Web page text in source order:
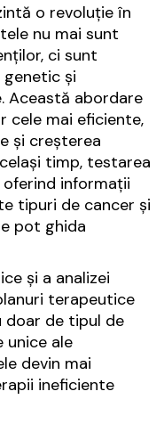
o revoluție în
nu mai sunt
ci sunt
și
Această abordare
cele mai eficiente,
și creșterea
timp, testarea
informații
tipuri de cancer și
pot ghida
și a analizei
terapeutice
doar de tipul de
unice ale
devin mai
ineficiente